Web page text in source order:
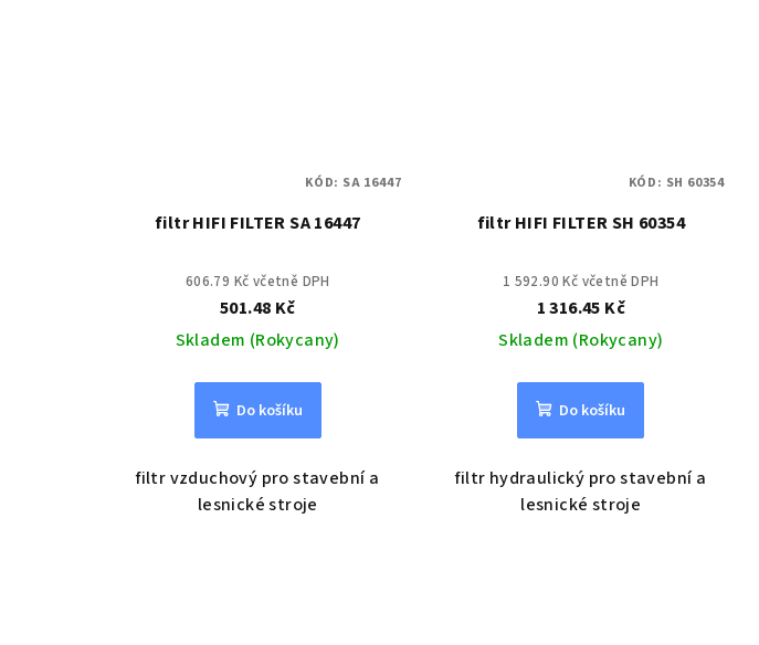
filtr HIFI FILTER SA 16447
606.79 Kč včetně DPH
501.48 Kč
Skladem (Rokycany)
Do košíku
filtr vzduchový pro stavební a
lesnické stroje
KÓD: SA 16447
filtr HIFI FILTER SH 60354
1 592.90 Kč včetně DPH
1 316.45 Kč
Skladem (Rokycany)
Do košíku
filtr hydraulický pro stavební a
lesnické stroje
KÓD: SH 60354